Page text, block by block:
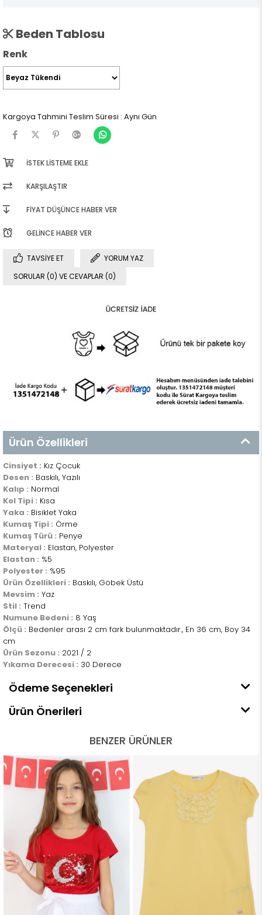
Beden Tablosu
Renk
Kargoya Tahmini Teslim Süresi : Aynı Gün
İSTEK LISTEME EKLE
KARŞILAŞTIR
FIYAT DÜŞÜNCE HABER VER
GELINCE HABER VER
TAVSIYE ET
YORUM YAZ
SORULAR (0) VE CEVAPLAR (0)
Ürün Özellikleri
Cinsiyet : Kız Çocuk
Desen : Baskılı, Yazılı
Kalıp : Normal
Kol Tipi : Kısa
Yaka : Bisiklet Yaka
Kumaş Tipi : Örme
Kumaş Türü : Penye
Materyal : Elastan, Polyester
Elastan : %5
Polyester : %95
Ürün Özellikleri : Baskılı, Göbek Üstü
Mevsim : Yaz
Stil : Trend
Numune Bedeni : 8 Yaş
Ölçü : Bedenler arası 2 cm fark bulunmaktadır., En 36 cm, Boy 34
cm
Ürün Sezonu : 2021 / 2
Yıkama Derecesi : 30 Derece
Ödeme Seçenekleri
Ürün Önerileri
BENZER ÜRÜNLER